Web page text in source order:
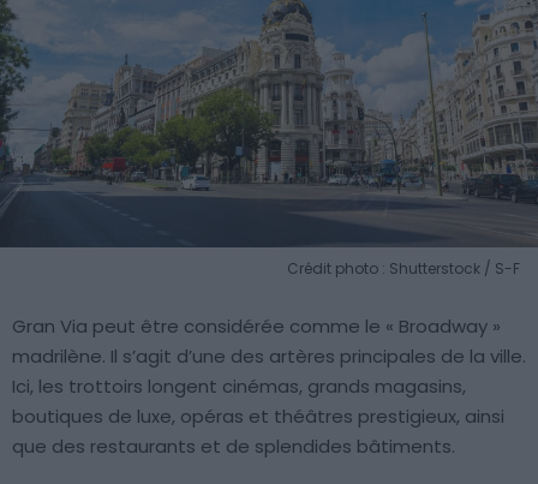
Crédit photo : Shutterstock / S-F
Gran Via peut être considérée comme le « Broadway »
madrilène. Il s’agit d’une des artères principales de la ville.
Ici, les trottoirs longent cinémas, grands magasins,
boutiques de luxe, opéras et théâtres prestigieux, ainsi
que des restaurants et de splendides bâtiments.